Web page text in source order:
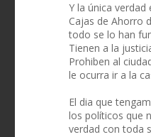
Y la única
Cajas de Ahorro
todo se lo han
Tienen a la
Prohiben al
le ocurra ir a la
El dia que
los políticos que
verdad con toda